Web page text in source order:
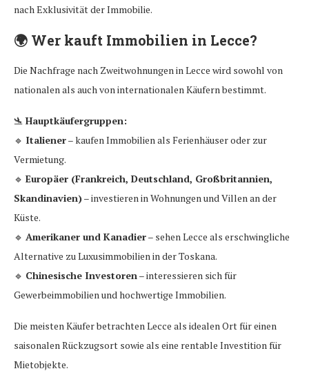
nach Exklusivität der Immobilie.
🌍 Wer kauft Immobilien in Lecce?
Die Nachfrage nach Zweitwohnungen in Lecce wird sowohl von
nationalen als auch von internationalen Käufern bestimmt.
🛬 Hauptkäufergruppen:
🔹 Italiener– kaufen Immobilien als Ferienhäuser oder zur
Vermietung.
🔹 Europäer (Frankreich, Deutschland, Großbritannien,
Skandinavien)– investieren in Wohnungen und Villen an der
Küste.
🔹 Amerikaner und Kanadier– sehen Lecce als erschwingliche
Alternative zu Luxusimmobilien in der Toskana.
🔹 Chinesische Investoren– interessieren sich für
Gewerbeimmobilien und hochwertige Immobilien.
Die meisten Käufer betrachten Lecce als idealen Ort für einen
saisonalen Rückzugsort sowie als eine rentable Investition für
Mietobjekte.